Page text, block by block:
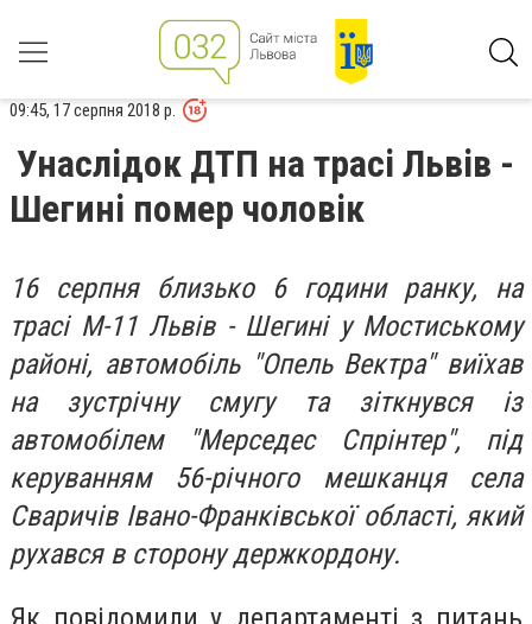
09:45, 17 серпня 2018 р.
Унаслідок ДТП на трасі Львів -
Шегині помер чоловік
16 серпня близько 6 години ранку, на
трасі М-11 Львів - Шегині у Мостиському
районі, автомобіль "Опель Вектра" виїхав
на зустрічну смугу та зіткнувся із
автомобілем "Мерседес Спрінтер", під
керуванням 56-річного мешканця села
Сваричів Івано-Франківської області, який
рухався в сторону держкордону.